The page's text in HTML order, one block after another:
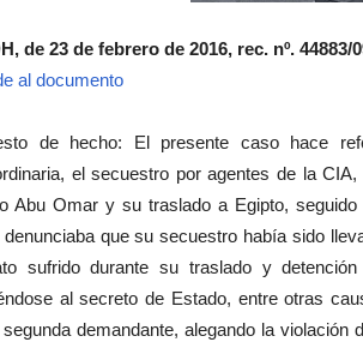
de 23 de febrero de 2016, rec. nº.
al documento
de hecho: El presente caso hace
el secuestro por agentes de la
Abu Omar y su traslado a Egipto,
que su secuestro había sido
sufrido durante su traslado y
al secreto de Estado, entre otras
demandante, alegando la